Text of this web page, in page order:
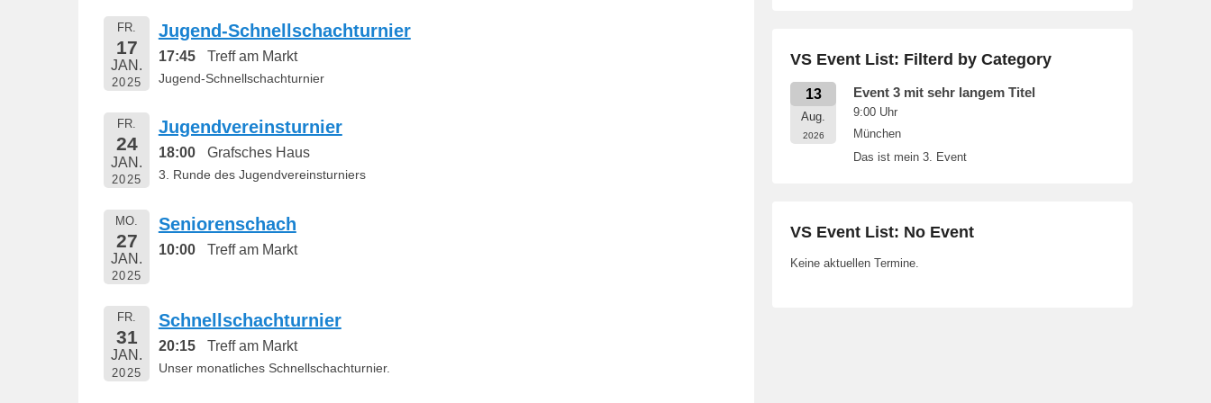
h
d
M
FR.
17
JAN.
2025
Jugend-Schnellschachturnier
17:45 Treff am Markt
Jugend-Schnellschachturnier
FR.
24
JAN.
2025
Jugendvereinsturnier
18:00 Grafsches Haus
3. Runde des Jugendvereinsturniers
MO.
27
JAN.
2025
Seniorenschach
10:00 Treff am Markt
FR.
31
JAN.
2025
Schnellschachturnier
20:15 Treff am Markt
Unser monatliches Schnellschachturnier.
VS Event List: Filterd by Category
13
Aug.
2026
Event 3 mit sehr langem Titel
9:00 Uhr
München
Das ist mein 3. Event
VS Event List: No Event
Keine aktuellen Termine.